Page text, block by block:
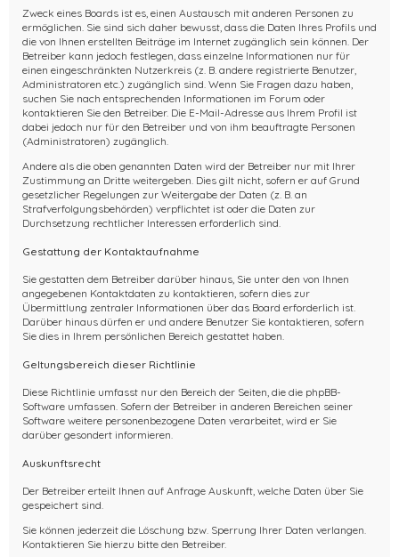
Zweck eines Boards ist es, einen Austausch mit anderen Personen zu
ermöglichen. Sie sind sich daher bewusst, dass die Daten Ihres Profils und
die von Ihnen erstellten Beiträge im Internet zugänglich sein können. Der
Betreiber kann jedoch festlegen, dass einzelne Informationen nur für
einen eingeschränkten Nutzerkreis (z. B. andere registrierte Benutzer,
Administratoren etc.) zugänglich sind. Wenn Sie Fragen dazu haben,
suchen Sie nach entsprechenden Informationen im Forum oder
kontaktieren Sie den Betreiber. Die E-Mail-Adresse aus Ihrem Profil ist
dabei jedoch nur für den Betreiber und von ihm beauftragte Personen
(Administratoren) zugänglich.
Andere als die oben genannten Daten wird der Betreiber nur mit Ihrer
Zustimmung an Dritte weitergeben. Dies gilt nicht, sofern er auf Grund
gesetzlicher Regelungen zur Weitergabe der Daten (z. B. an
Strafverfolgungsbehörden) verpflichtet ist oder die Daten zur
Durchsetzung rechtlicher Interessen erforderlich sind.
Gestattung der Kontaktaufnahme
Sie gestatten dem Betreiber darüber hinaus, Sie unter den von Ihnen
angegebenen Kontaktdaten zu kontaktieren, sofern dies zur
Übermittlung zentraler Informationen über das Board erforderlich ist.
Darüber hinaus dürfen er und andere Benutzer Sie kontaktieren, sofern
Sie dies in Ihrem persönlichen Bereich gestattet haben.
Geltungsbereich dieser Richtlinie
Diese Richtlinie umfasst nur den Bereich der Seiten, die die phpBB-
Software umfassen. Sofern der Betreiber in anderen Bereichen seiner
Software weitere personenbezogene Daten verarbeitet, wird er Sie
darüber gesondert informieren.
Auskunftsrecht
Der Betreiber erteilt Ihnen auf Anfrage Auskunft, welche Daten über Sie
gespeichert sind.
Sie können jederzeit die Löschung bzw. Sperrung Ihrer Daten verlangen.
Kontaktieren Sie hierzu bitte den Betreiber.